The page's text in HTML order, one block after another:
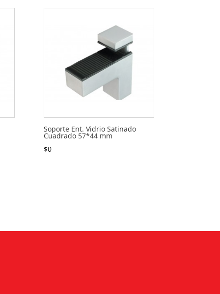
Soporte Ent. Vidrio Satinado
Cuadrado 57*44 mm
$0